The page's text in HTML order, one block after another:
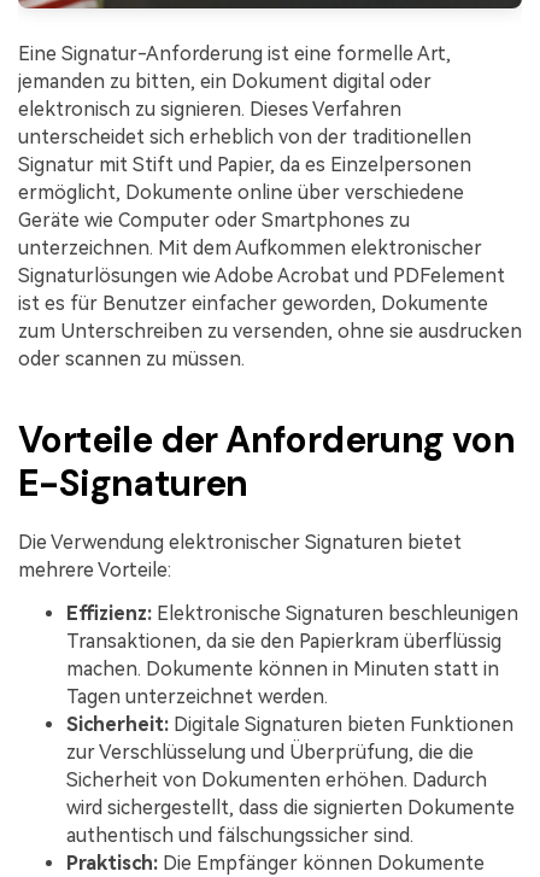
Eine Signatur-Anforderung ist eine formelle Art,
jemanden zu bitten, ein Dokument digital oder
elektronisch zu signieren. Dieses Verfahren
unterscheidet sich erheblich von der traditionellen
Signatur mit Stift und Papier, da es Einzelpersonen
ermöglicht, Dokumente online über verschiedene
Geräte wie Computer oder Smartphones zu
unterzeichnen. Mit dem Aufkommen elektronischer
Signaturlösungen wie Adobe Acrobat und PDFelement
ist es für Benutzer einfacher geworden, Dokumente
zum Unterschreiben zu versenden, ohne sie ausdrucken
oder scannen zu müssen.
Vorteile der Anforderung von
E-Signaturen
Die Verwendung elektronischer Signaturen bietet
mehrere Vorteile:
Effizienz: Elektronische Signaturen beschleunigen
Transaktionen, da sie den Papierkram überflüssig
machen. Dokumente können in Minuten statt in
Tagen unterzeichnet werden.
Sicherheit: Digitale Signaturen bieten Funktionen
zur Verschlüsselung und Überprüfung, die die
Sicherheit von Dokumenten erhöhen. Dadurch
wird sichergestellt, dass die signierten Dokumente
authentisch und fälschungssicher sind.
Praktisch: Die Empfänger können Dokumente